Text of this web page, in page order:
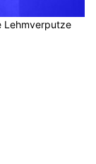
Lehmverputze